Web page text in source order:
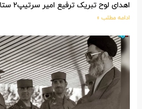
اهدای لوح تبریک ترفیع امیر سرتیپ۲ ستاد حسین صادق زاده فرمانده تیپ ۲۵ واکنش سریع شهید آبگون نزاجا مستقر در تبریز
ادامه مطلب »